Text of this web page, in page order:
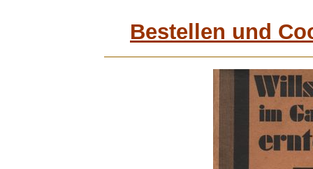
Bestellen und